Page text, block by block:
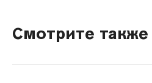
Смотрите также